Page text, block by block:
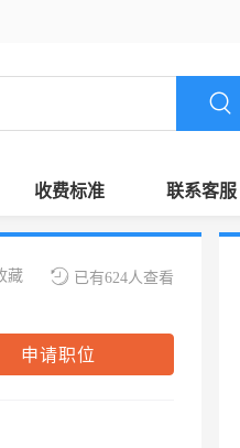
收费标准 联系客服
已有624人查看
藏
申请职位